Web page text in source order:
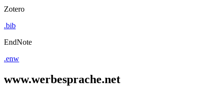
Zotero
.bib
EndNote
.enw
www.werbesprache.net